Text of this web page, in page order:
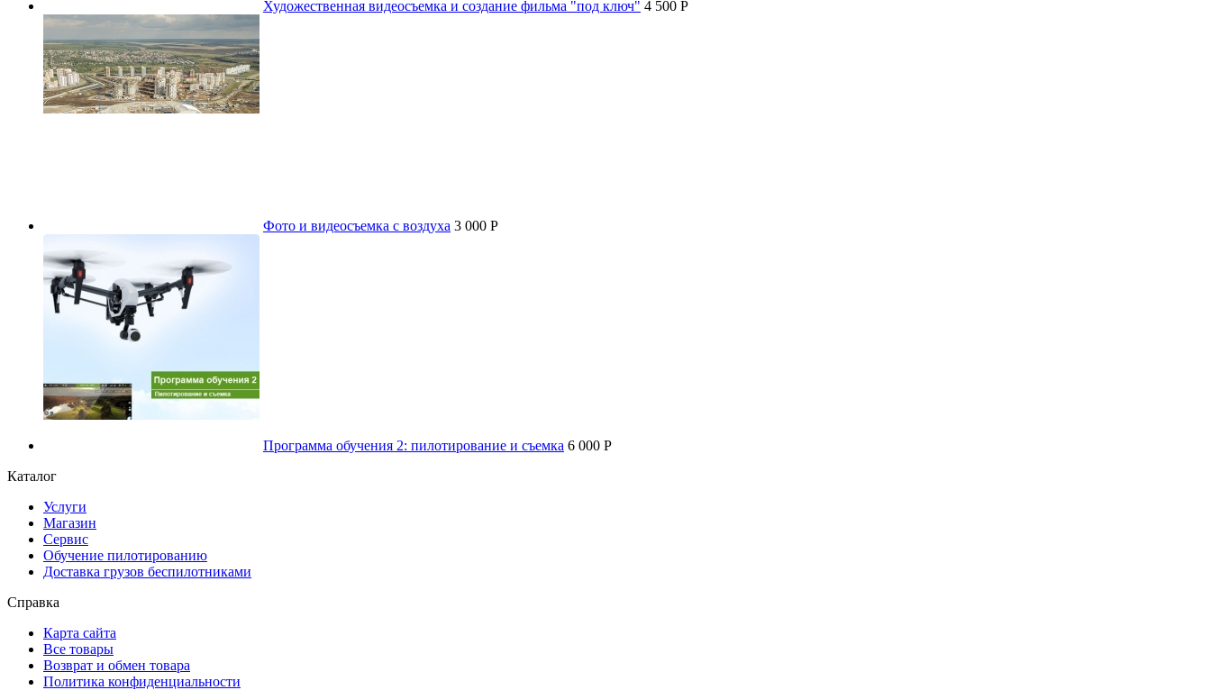
Художественная видеосъемка и создание фильма "под ключ" 4 500 P
Фото и видеосъемка с воздуха 3 000 P
Программа обучения 2: пилотирование и съемка 6 000 P
Каталог
Услуги
Магазин
Сервис
Обучение пилотированию
Доставка грузов беспилотниками
Справка
Карта сайта
Все товары
Возврат и обмен товара
Политика конфиденциальности